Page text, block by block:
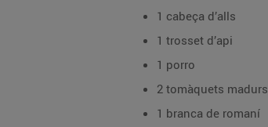
1 cabeça d’alls
1 trosset d’api
1 porro
2 tomàquets madurs
1 branca de romaní